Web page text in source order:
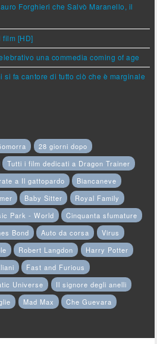
Forghieri che Salvò Maranello, il
[HD]
una commedia coming of age
si fa cantore di tutto ciò che è marginale
28 giorni dopo
Tutti i film dedicati a Dragon Trainer
a Il gattopardo
Biancaneve
Baby Sitter
Royal Family
Park - World
Cinquanta sfumature
Bond Auto da corsa
Virus
Robert Langdon
Harry Potter
Fast and Furious
Universe
Il signore degli anelli
Mad Max
Che Guevara